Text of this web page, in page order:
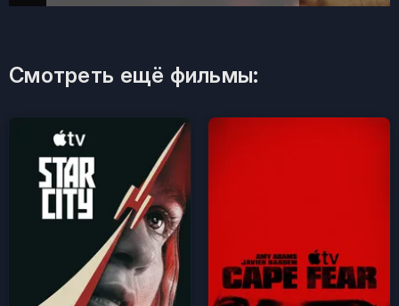
Смотреть ещё фильмы: